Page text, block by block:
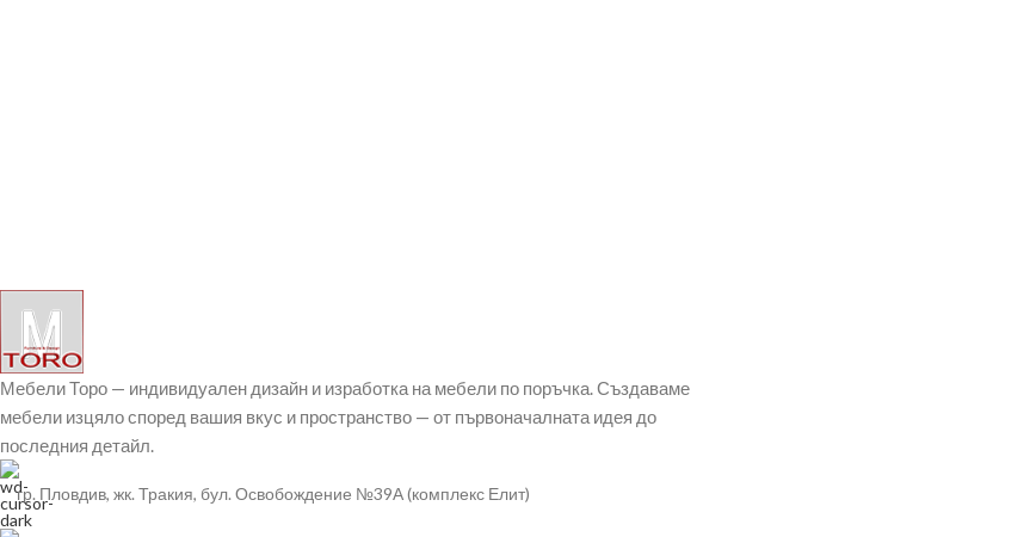
Мебели Торо — индивидуален дизайн и изработка на мебели по поръчка. Създаваме
мебели изцяло според вашия вкус и пространство — от първоначалната идея до
последния детайл.
гр. Пловдив, жк. Тракия, бул. Освобождение №39А (комплекс Елит)